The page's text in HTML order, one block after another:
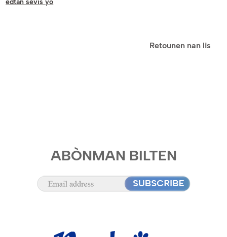
èdtan sèvis yo
Retounen nan lis
ABÒNMAN BILTEN